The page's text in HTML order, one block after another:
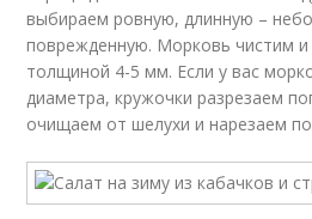
выбираем ровную, длинную –
поврежденную. Морковь чистим
толщиной 4-5 мм. Если у вас
диаметра, кружочки разрезаем
очищаем от шелухи и нарезаем